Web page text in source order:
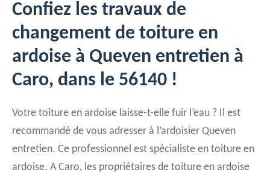
Confiez les travaux de
changement de toiture en
ardoise à Queven entretien à
Caro, dans le 56140 !
Votre toiture en ardoise laisse-t-elle fuir l’eau ? Il est
recommandé de vous adresser à l’ardoisier Queven
entretien. Ce professionnel est spécialiste en toiture en
ardoise. A Caro, les propriétaires de toiture en ardoise